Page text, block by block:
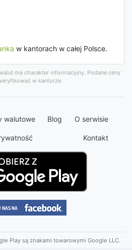
w kantorach w całej Polsce.
ma charakter informacyjny. Podane ceny
w kantorze.
walutowe Blog O serwisie
Kontakt
Play są znakami towarowymi Google LLC.